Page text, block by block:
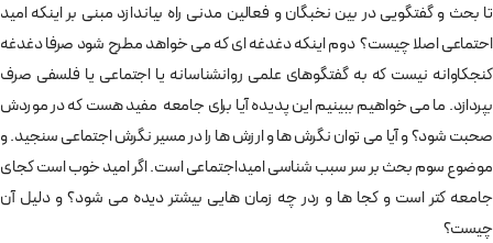
تا بحث و گفتگویی در بین نخبگان و فعالین مدنی راه بیاندازد مبنی بر اینکه امید
احتماعی اصلا چیست؟ دوم اینکه دغدغه ای که می خواهد مطرح شود صرفا دغدغه
کنجکاوانه نیست که به گفتگوهای علمی روانشناسانه یا اجتماعی یا فلسفی صرف
بپردازد. ما می خواهیم ببینیم این پدیده آیا برای جامعه مفید هست که در موردش
صحبت شود؟ و آیا می توان نگرش ها و ارزش ها را در مسیر نگرش اجتماعی سنجید. و
موضوع سوم بحث بر سر سبب شناسی امیداجتماعی است. اگر امید خوب است کجای
جامعه کتر است و کجا ها و ردر چه زمان هایی بیشتر دیده می شود؟ و دلیل آن
چیست؟